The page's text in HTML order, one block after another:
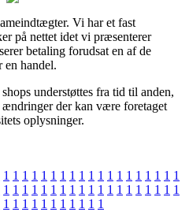
Vi har et fast
på nettet idet vi præsenterer
betaling forudsat en af de
en handel.
understøttes fra tid til anden,
der kan være foretaget
oplysninger.
1 1 1 1 1 1 1 1 1 1 1 1 1 1 1 1 1 1 1
1 1 1 1 1 1 1 1 1 1 1 1 1 1 1 1 1 1 1
1 1 1 1 1 1 1 1 1 1 1